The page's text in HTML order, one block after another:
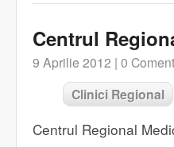
Centrul
9 Aprilie 2012 | 0
Clinici Regional
Centrul Regional